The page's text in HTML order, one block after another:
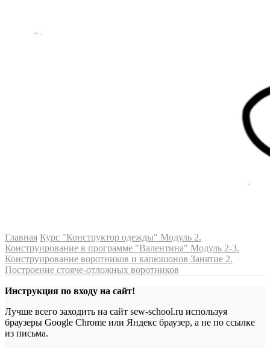
Главная Курс "Конструктор одежды" Модуль 2.
Конструирование в программе "Валентина" Модуль 2-3.
Конструирование воротников и капюшонов Занятие 2.
Построение стояче-отложных воротников
Инструкция по входу на сайт!
Лучше всего заходить на сайт sew-school.ru используя
браузеры Google Chrome или Яндекс браузер, а не по ссылке
из письма.